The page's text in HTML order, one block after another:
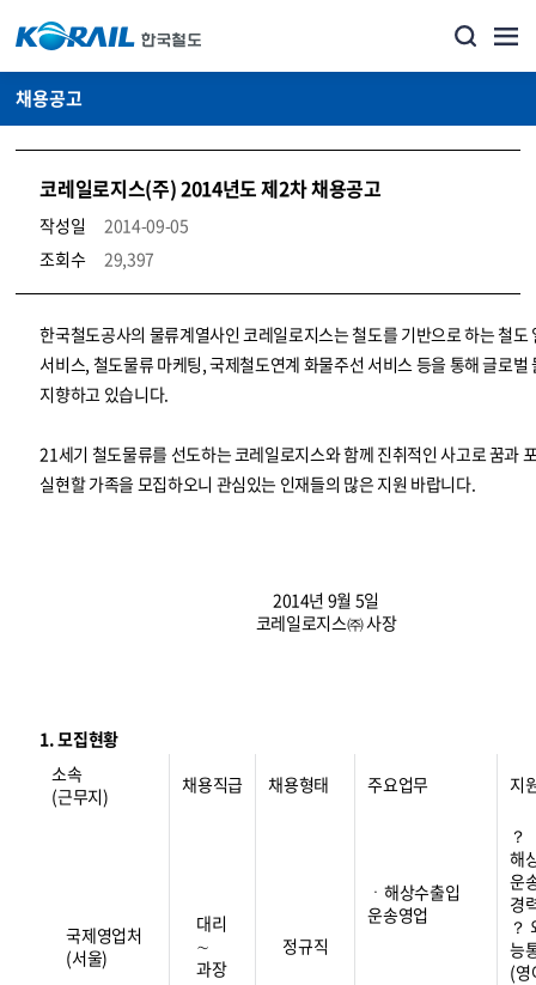
채용공고
코레일로지스(주) 2014년도 제2차 채용공고
작성일
2014-09-05
조회수
29,397
코레일소개_경영공시_채용공고 상세보기 – 내용, 파일, 담당자 연락처로 구성
한국철도공사의 물류계열사인 코레일로지스는 철도를 기반으로 하는 철도
서비스, 철도물류 마케팅, 국제철도연계 화물주선 서비스 등을 통해 글로벌
지향하고 있습니다.
21세기 철도물류를 선도하는 코레일로지스와 함께 진취적인 사고로 꿈과
실현할 가족을 모집하오니 관심있는 인재들의 많은 지원 바랍니다.
2014년 9월 5일
코레일로지스㈜ 사장
1. 모집현황
소속
(근무지)
채용직급 채용형태 주요업무 지
국제영업처
(서울)
대리
∼
과장
정규직
ㆍ해상수출입
운송영업
？
해
운
경
？
능
(영